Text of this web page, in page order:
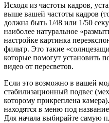
Исходя из частоты кадров,
выше вашей частоты кадров
должна быть 1/48 или 1/50
наиболее натуральное
настройке картинка
фильтр. Это такие
которые помогут установить
видео от пересветов.
Если это возможно в вашей
стабилизационный подвес
которому прикреплена
находятся в меню под
Для начала выбирайте самую